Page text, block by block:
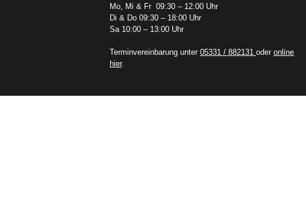
Mo, Mi & Fr 09:30 – 12:00 Uhr
Di & Do 09:30 – 18:00 Uhr
Sa 10:00 – 13:00 Uhr
Terminvereinbarung unter 05331 / 882131 oder online
hier.